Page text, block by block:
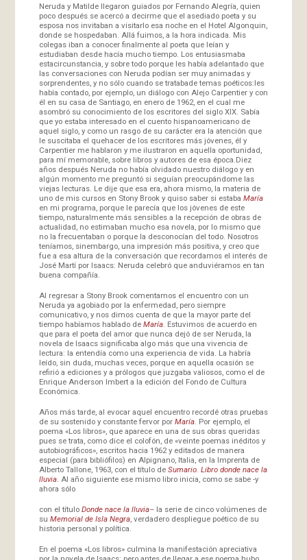
Neruda y Matilde llegaron guiados por Fernando Alegría, quien
poco después se acercó a decirme que el asediado poeta y su
esposa nos invitaban a visitarlo esa noche en el Hotel Algonquin,
donde se hospedaban. Allá fuimos, a la hora indicada. Mis
colegas iban a conocer finalmente al poeta que leían y
estudiaban desde hacía mucho tiempo. Los entusiasmaba
estacircunstancia, y sobre todo porque les había adelantado que
las conversaciones con Neruda podían ser muy animadas y
sorprendentes, y no sólo cuando se tratabade temas poéticos:les
había contado, por ejemplo, un diálogo con Alejo Carpentier y con
él en su casa de Santiago, en enero de 1962, en el cual me
asombró su conocimiento de los escritores del siglo XIX. Sabía
que yo estaba interesado en el cuento hispanoamericano de
aquel siglo, y como un rasgo de su carácter era la atención que
le suscitaba el quehacer de los escritores más jóvenes, él y
Carpentier me hablaron y me ilustraron en aquella oportunidad,
para mí memorable, sobre libros y autores de esa época.Diez
años después Neruda no había olvidado nuestro diálogo y en
algún momento me preguntó si seguían preocupándome las
viejas lecturas. Le dije que esa era, ahora mismo, la materia de
uno de mis cursos en Stony Brook y quiso saber si estaba María
en mi programa, porque le parecía que los jóvenes de este
tiempo, naturalmente más sensibles a la recepción de obras de
actualidad, no estimaban mucho esa novela, por lo mismo que
no la frecuentaban o porque la desconocían del todo. Nosotros
teníamos, sinembargo, una impresión más positiva, y creo que
fue a esa altura de la conversación que recordamos el interés de
José Martí por Isaacs: Neruda celebró que anduviéramos en tan
buena compañía.
Al regresar a Stony Brook comentamos el encuentro con un
Neruda ya agobiado por la enfermedad, pero siempre
comunicativo, y nos dimos cuenta de que la mayor parte del
tiempo habíamos hablado de María. Estuvimos de acuerdo en
que para el poeta del amor que nunca dejó de ser Neruda, la
novela de Isaacs significaba algo más que una vivencia de
lectura: la entendía como una experiencia de vida. La habría
leído, sin duda, muchas veces, porque en aquella ocasión se
refirió a ediciones y a prólogos que juzgaba valiosos, como el de
Enrique Anderson Imbert a la edición del Fondo de Cultura
Económica.
Años más tarde, al evocar aquel encuentro recordé otras pruebas
de su sostenido y constante fervor por María. Por ejemplo, el
poema «Los libros», que aparece en una de sus obras queridas
pues se trata, como dice el colofón, de «veinte poemas inéditos y
autobiográficos», escritos hacia 1962 y editados de manera
especial (para bibliófilos) en Alpignano, Italia, en la Imprenta de
Alberto Tallone, 1963, con el título de Sumario. Libro donde nace la
lluvia. Al año siguiente ese mismo libro inicia, como se sabe -y
ahora sólo
con el título Donde nace la lluvia– la serie de cinco volúmenes de
su Memorial de Isla Negra, verdadero despliegue poético de su
historia personal y política.
En el poema «Los libros» culmina la manifestación apreciativa